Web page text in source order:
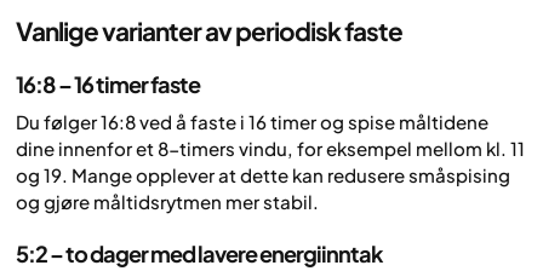
Vanlige varianter av periodisk faste
16:8 – 16 timer faste
Du følger 16:8 ved å faste i 16 timer og spise måltidene
dine innenfor et 8-timers vindu, for eksempel mellom kl. 11
og 19. Mange opplever at dette kan redusere småspising
og gjøre måltidsrytmen mer stabil.
5:2 – to dager med lavere energiinntak